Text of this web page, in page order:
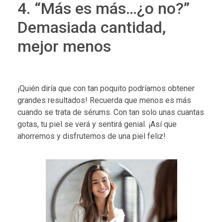
4. “Más es más…¿o no?”
Demasiada cantidad,
mejor menos
¡Quién diría que con tan poquito podríamos obtener
grandes resultados! Recuerda que menos es más
cuando se trata de sérums. Con tan solo unas cuantas
gotas, tu piel se verá y sentirá genial. ¡Así que
ahorremos y disfrutemos de una piel feliz!